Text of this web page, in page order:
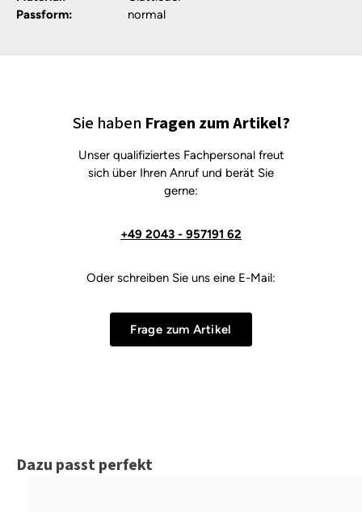
Passform:
normal
Sie haben Fragen zum Artikel?
Unser qualifiziertes Fachpersonal freut
sich über Ihren Anruf und berät Sie
gerne:
+49 2043 - 957191 62
Oder schreiben Sie uns eine E-Mail:
Frage zum Artikel
Produktgalerie überspringen
Dazu passt perfekt